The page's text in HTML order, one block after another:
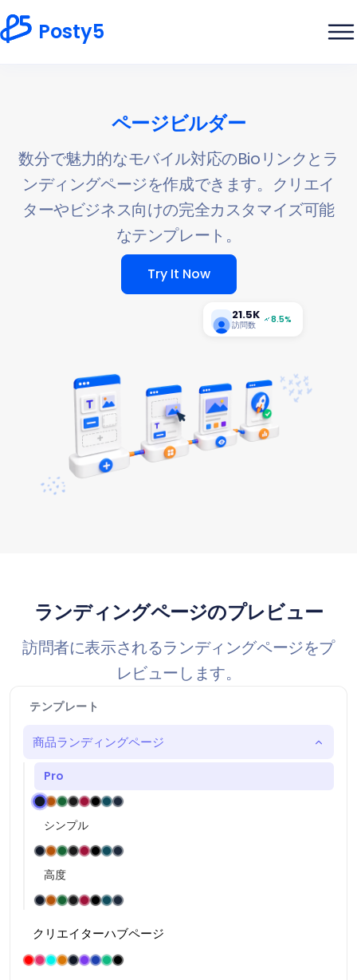
Posty5
ページビルダー
数分で魅力的なモバイル対応のBioリンクとラ
ンディングページを作成できます。クリエイ
ターやビジネス向けの完全カスタマイズ可能
なテンプレート。
Try It Now
21.5K
訪問数 8.5%
ランディングページのプレビュー
訪問者に表示されるランディングページをプ
レビューします。
テンプレート
商品ランディングページ
Pro
シンプル
高度
クリエイターハブページ